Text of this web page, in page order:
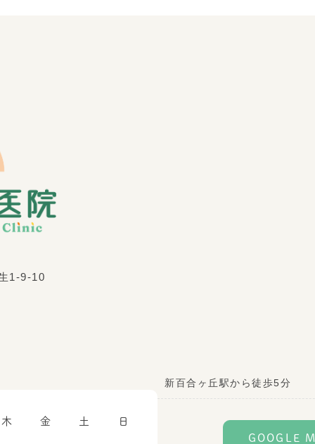
1-9-10
木 金 土 日
新百合ヶ丘駅から徒歩5分
GOOGLE